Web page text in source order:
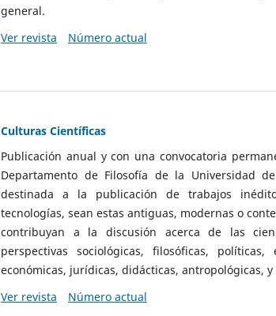
general.
Ver revista
Número actual
Culturas Científicas
Publicación anual y con una convocatoria
Departamento de Filosofía de la Universidad
destinada a la publicación de trabajos
tecnologías, sean estas antiguas, modernas o
contribuyan a la discusión acerca de las
perspectivas sociológicas, filosóficas, políticas,
económicas, jurídicas, didácticas, antropológicas, y
Ver revista
Número actual